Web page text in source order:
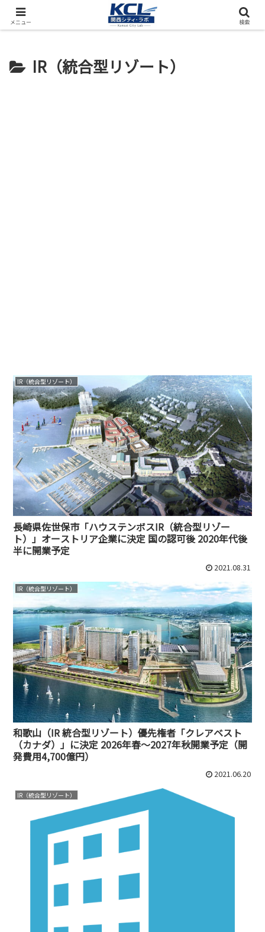
都市再開発をフィールド調査（累計アクセス数4000万PV）
IR（統合型リゾート）
IR（統合型リゾート）
長崎県佐世保市「ハウステンボスIR（統合型リゾー
ト）」オーストリア企業に決定 国の認可後 2020年代後
半に開業予定
2021.08.31
IR（統合型リゾート）
和歌山（IR 統合型リゾート）優先権者「クレアベスト
（カナダ）」に決定 2026年春～2027年秋開業予定（開
発費用4,700億円）
2021.06.20
IR（統合型リゾート）
メニュー 検索